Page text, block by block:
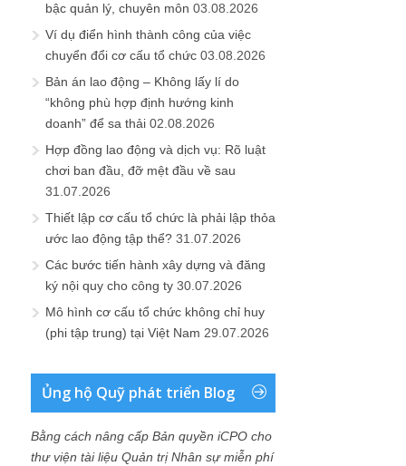
bậc quản lý, chuyên môn 03.08.2026
Ví dụ điển hình thành công của việc
chuyển đổi cơ cấu tổ chức 03.08.2026
Bản án lao động – Không lấy lí do
“không phù hợp định hướng kinh
doanh” để sa thải 02.08.2026
Hợp đồng lao động và dịch vụ: Rõ luật
chơi ban đầu, đỡ mệt đầu về sau
31.07.2026
Thiết lập cơ cấu tổ chức là phải lập thỏa
ước lao động tập thể? 31.07.2026
Các bước tiến hành xây dựng và đăng
ký nội quy cho công ty 30.07.2026
Mô hình cơ cấu tổ chức không chỉ huy
(phi tập trung) tại Việt Nam 29.07.2026
Ủng hộ Quỹ phát triển Blog
Bằng cách nâng cấp Bản quyền iCPO cho
thư viện tài liệu Quản trị Nhân sự miễn phí